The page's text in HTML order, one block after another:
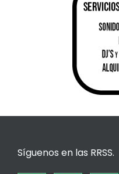
Síguenos en las RRSS.